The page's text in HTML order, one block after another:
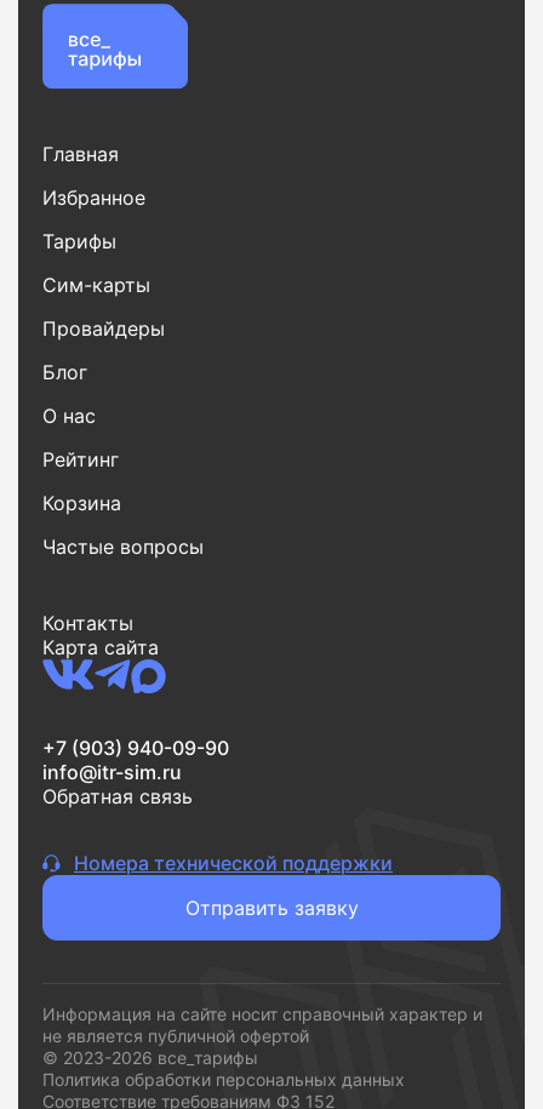
Главная
Избранное
Тарифы
Сим-карты
Провайдеры
Блог
О нас
Рейтинг
Корзина
Частые вопросы
Контакты
Карта сайта
+7 (903) 940-09-90
info@itr-sim.ru
Обратная связь
Номера технической поддержки
Отправить заявку
Информация на сайте носит справочный характер и
не является публичной офертой
© 2023-2026 все_тарифы
Политика обработки персональных данных
Соответствие требованиям ФЗ 152